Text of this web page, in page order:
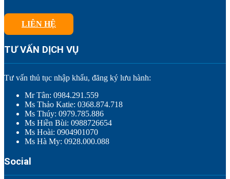
LIÊN HỆ
TƯ VẤN DỊCH VỤ
Tư vấn thủ tục nhập khẩu, đăng ký lưu hành:
Mr Tân: 0984.291.559
Ms Thảo Katie: 0368.874.718
Ms Thúy: 0979.785.886
Ms Hiền Bùi: 0988726654
Ms Hoài: 0904901070
Ms Hà My: 0928.000.088
Social